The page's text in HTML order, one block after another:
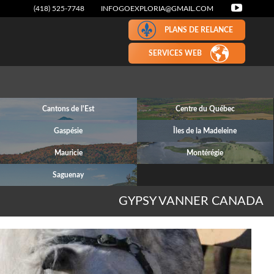
(418) 525-7748 INFOGOEXPLORIA@GMAIL.COM
PLANS DE RELANCE
SERVICES WEB
Cantons de l'Est Centre du Québec
Gaspésie Îles de la Madeleine
Mauricie Montérégie
Saguenay
GYPSY VANNER CANADA